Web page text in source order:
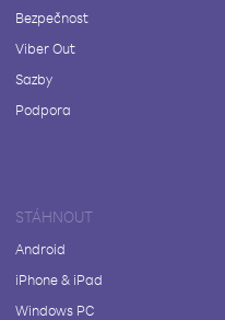
Bezpečnost
Viber Out
Sazby
Podpora
STÁHNOUT
Android
iPhone & iPad
Windows PC